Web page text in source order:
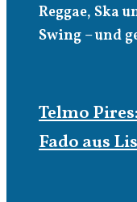
Reggae, Ska
Swing – und
Telmo
Fado aus